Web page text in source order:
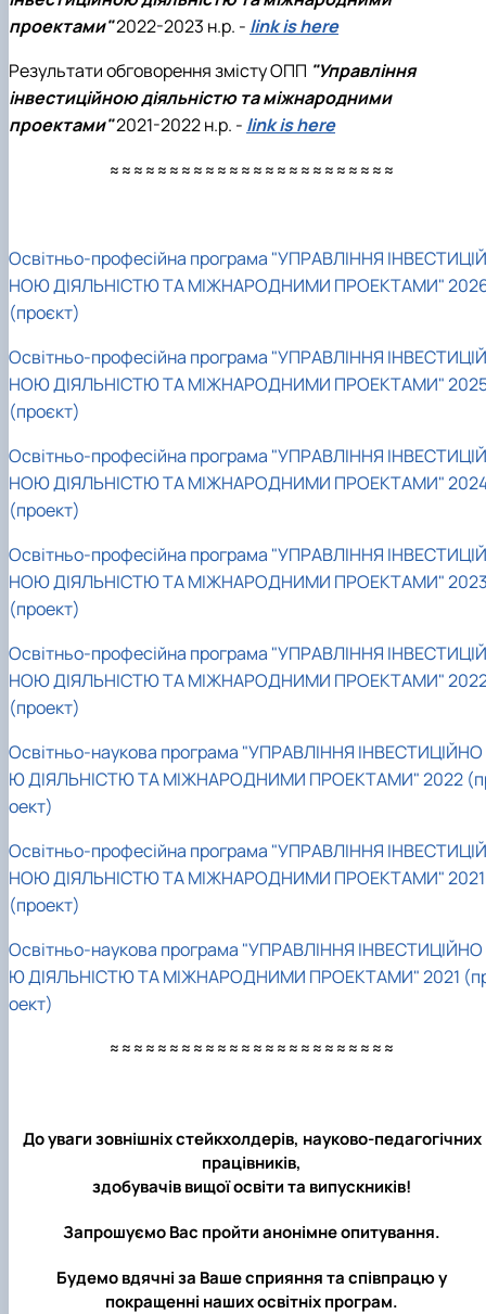
проектами"2022-2023 н.р. - link is here
Результати обговорення змісту ОПП "Управління
інвестиційною діяльністю та міжнародними
проектами"2021-2022 н.р. - link is here
≈≈≈≈≈≈≈≈≈≈≈≈≈≈≈≈≈≈≈≈≈≈≈≈
Освітньо-професійна програма "УПРАВЛІННЯ ІНВЕСТИЦІЙ
НОЮ ДІЯЛЬНІСТЮ ТА МІЖНАРОДНИМИ ПРОЕКТАМИ" 202
(проєкт)
Освітньо-професійна програма "УПРАВЛІННЯ ІНВЕСТИЦІЙ
НОЮ ДІЯЛЬНІСТЮ ТА МІЖНАРОДНИМИ ПРОЕКТАМИ"
(проєкт)
Освітньо-професійна програма "УПРАВЛІННЯ ІНВЕСТИЦІЙ
НОЮ ДІЯЛЬНІСТЮ ТА МІЖНАРОДНИМИ ПРОЕКТАМИ"
(проект)
Освітньо-професійна програма "УПРАВЛІННЯ ІНВЕСТИЦІЙ
НОЮ ДІЯЛЬНІСТЮ ТА МІЖНАРОДНИМИ ПРОЕКТАМИ"
(проект)
Освітньо-професійна програма "УПРАВЛІННЯ ІНВЕСТИЦІЙ
НОЮ ДІЯЛЬНІСТЮ ТА МІЖНАРОДНИМИ ПРОЕКТАМИ"
(проект)
Освітньо-наукова програма "УПРАВЛІННЯ ІНВЕСТИЦІЙНО
Ю ДІЯЛЬНІСТЮ ТА МІЖНАРОДНИМИ ПРОЕКТАМИ" 2022
оект)
Освітньо-професійна програма "УПРАВЛІННЯ ІНВЕСТИЦІЙ
НОЮ ДІЯЛЬНІСТЮ ТА МІЖНАРОДНИМИ ПРОЕКТАМИ" 2021
(проект)
Освітньо-наукова програма "УПРАВЛІННЯ ІНВЕСТИЦІЙНО
Ю ДІЯЛЬНІСТЮ ТА МІЖНАРОДНИМИ ПРОЕКТАМИ" 2021
оект)
≈≈≈≈≈≈≈≈≈≈≈≈≈≈≈≈≈≈≈≈≈≈≈≈
До уваги зовнішніх стейкхолдерів, науково-педагогічних
працівників,
здобувачів вищої освіти та випускників!
Запрошуємо Вас пройти анонімне опитування.
Будемо вдячні за Ваше сприяння та співпрацю у
покращенні наших освітніх програм.